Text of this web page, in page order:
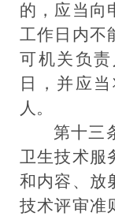
的，应当向
工作日内不
可机关负
日，并应
人。
第十三
卫生技术服
和内容、放
技术评审准